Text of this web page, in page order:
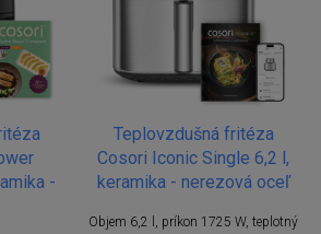
-
Teplovzdušná fritéza
Cosori Iconic Single 6,2 l,
keramika - nerezová oceľ
Objem 6,2 l, príkon 1725 W, teplotný